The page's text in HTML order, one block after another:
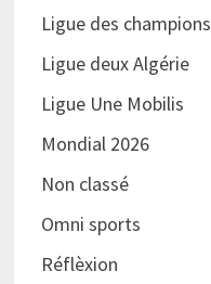
Ligue des champions
Ligue deux Algérie
Ligue Une Mobilis
Mondial 2026
Non classé
Omni sports
Réflèxion